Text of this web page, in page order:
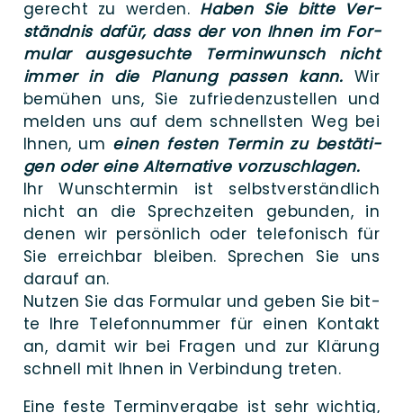
gerecht zu wer­den. Haben Sie bit­te Ver­
ständ­nis dafür, dass der von Ihnen im For­
mu­lar aus­ge­such­te Ter­min­wunsch nicht
immer in die Pla­nung pas­sen kann. Wir
bemü­hen uns, Sie zufrie­den­zu­stel­len und
mel­den uns auf dem schnells­ten Weg bei
Ihnen, um einen fes­ten Ter­min zu bestä­ti­
gen oder eine Alter­na­ti­ve vorzuschlagen.
Ihr Wunsch­ter­min ist selbst­ver­ständ­lich
nicht an die Sprech­zei­ten gebun­den, in
denen wir per­sön­lich oder tele­fo­nisch für
Sie erreich­bar blei­ben. Spre­chen Sie uns
dar­auf an.
Nut­zen Sie das For­mu­lar und geben Sie bit­
te Ihre Tele­fon­num­mer für einen Kon­takt
an, damit wir bei Fra­gen und zur Klä­rung
schnell mit Ihnen in Ver­bin­dung treten.
Eine fes­te Ter­min­ver­ga­be ist sehr wich­tig,